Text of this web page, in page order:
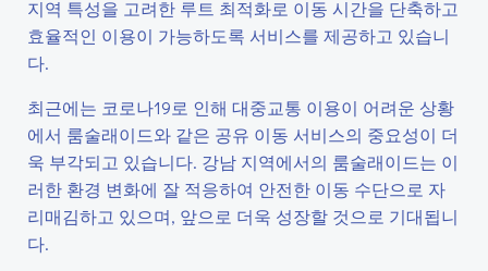
지역 특성을 고려한 루트 최적화로 이동 시간을 단축하고
효율적인 이용이 가능하도록 서비스를 제공하고 있습니
다.
최근에는 코로나19로 인해 대중교통 이용이 어려운 상황
에서 룸술래이드와 같은 공유 이동 서비스의 중요성이 더
욱 부각되고 있습니다. 강남 지역에서의 룸술래이드는 이
러한 환경 변화에 잘 적응하여 안전한 이동 수단으로 자
리매김하고 있으며, 앞으로 더욱 성장할 것으로 기대됩니
다.